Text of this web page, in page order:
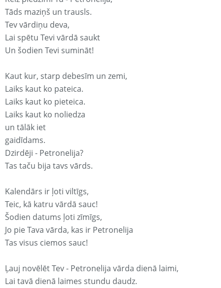
Tāds maziņš un trausls.
Tev vārdiņu deva,
Lai spētu Tevi vārdā saukt
Un šodien Tevi sumināt!
Kaut kur, starp debesīm un zemi,
Laiks kaut ko pateica.
Laiks kaut ko pieteica.
Laiks kaut ko noliedza
un tālāk iet
gaidīdams.
Dzirdēji - Petronelija?
Tas taču bija tavs vārds.
Kalendārs ir ļoti viltīgs,
Teic, kā katru vārdā sauc!
Šodien datums ļoti zīmīgs,
Jo pie Tava vārda, kas ir Petronelija
Tas visus ciemos sauc!
Ļauj novēlēt Tev - Petronelija vārda dienā laimi,
Lai tavā dienā laimes stundu daudz.